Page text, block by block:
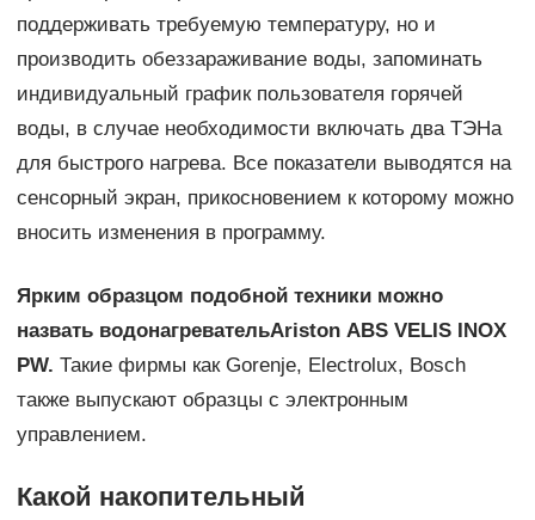
поддерживать требуемую температуру, но и
производить обеззараживание воды, запоминать
индивидуальный график пользователя горячей
воды, в случае необходимости включать два ТЭНа
для быстрого нагрева. Все показатели выводятся на
сенсорный экран, прикосновением к которому можно
вносить изменения в программу.
Ярким образцом подобной техники можно
назвать водонагревательAriston ABS VELIS INOX
PW. Такие фирмы как Gorenje, Electrolux, Bosch
также выпускают образцы с электронным
управлением.
Какой накопительный